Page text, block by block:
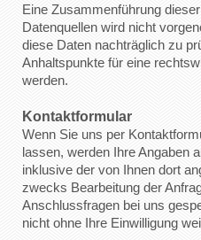
Eine Zusammenführung
Datenquellen wird nicht
diese Daten nachträglich zu
Anhaltspunkte für eine
werden.
Kontaktformular
Wenn Sie uns per
lassen, werden Ihre Angaben
inklusive der von Ihnen dort
zwecks Bearbeitung der
Anschlussfragen bei uns
nicht ohne Ihre Einwilligung